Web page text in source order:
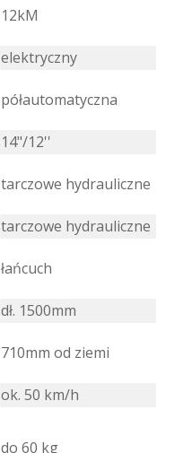
12kM
elektryczny
półautomatyczna
14"/12''
tarczowe hydrauliczne
tarczowe hydrauliczne
łańcuch
dł. 1500mm
710mm od ziemi
ok. 50 km/h
do 60 kg